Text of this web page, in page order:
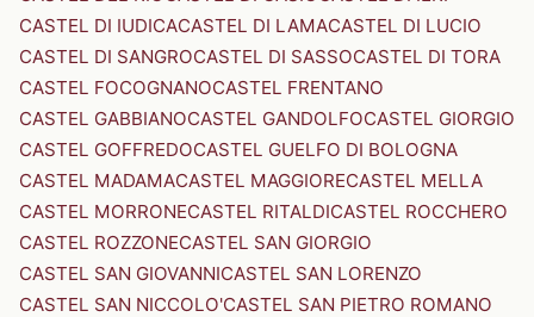
CASTEL DI IUDICACASTEL DI LAMACASTEL DI LUCIO
CASTEL DI SANGROCASTEL DI SASSOCASTEL DI TORA
CASTEL FOCOGNANOCASTEL FRENTANO
CASTEL GABBIANOCASTEL GANDOLFOCASTEL GIORGIO
CASTEL GOFFREDOCASTEL GUELFO DI BOLOGNA
CASTEL MADAMACASTEL MAGGIORECASTEL MELLA
CASTEL MORRONECASTEL RITALDICASTEL ROCCHERO
CASTEL ROZZONECASTEL SAN GIORGIO
CASTEL SAN GIOVANNICASTEL SAN LORENZO
CASTEL SAN NICCOLO'CASTEL SAN PIETRO ROMANO